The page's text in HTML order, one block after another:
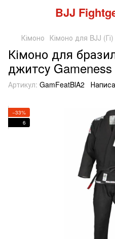
BJJ
Кімоно Кімоно для BJJ (Гі)
Кімоно для
джитсу
Артикул: GamFeatBlA2
−33%
6